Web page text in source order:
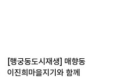
[행궁동도시재생] 매향동
이진희마을지기와 함께